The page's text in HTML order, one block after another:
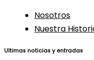
Nosotros
Nuestra
Ultimas noticias y entradas